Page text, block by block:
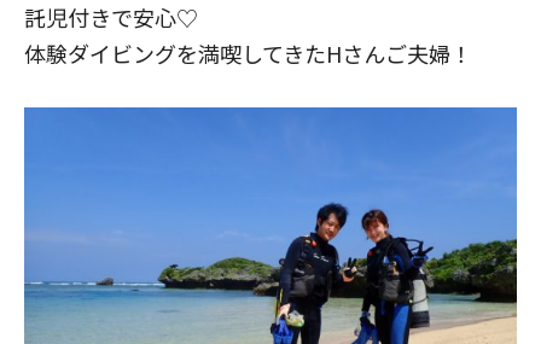
託児付きで安心♡
体験ダイビングを満喫してきたHさんご夫婦！